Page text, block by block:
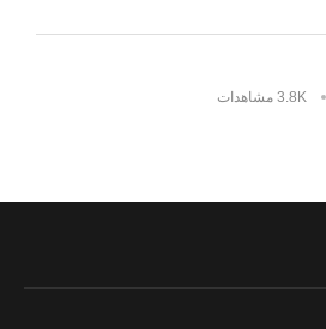
3.8K مشاهدات